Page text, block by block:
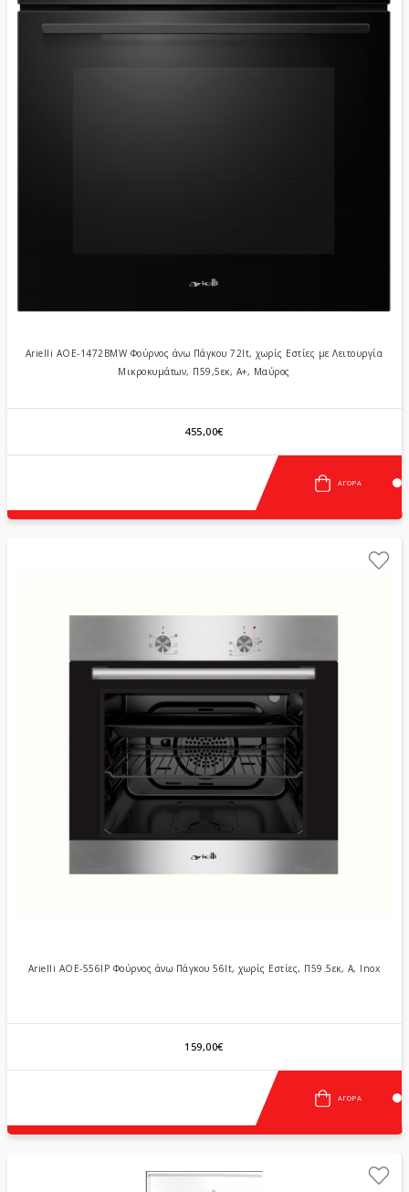
Arielli AOE-1472BMW Φούρνος άνω Πάγκου 72lt, χωρίς Εστίες με Λειτουργία
Μικροκυμάτων, Π59,5εκ, Α+, Μαύρος
455,00€
ΑΓΟΡΆ
Arielli AOE-556IP Φούρνος άνω Πάγκου 56lt, χωρίς Εστίες, Π59.5εκ, Α, Inox
159,00€
ΑΓΟΡΆ